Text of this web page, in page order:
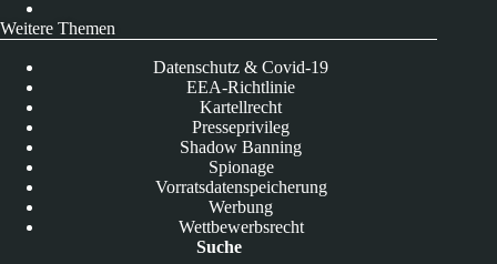
Weitere Themen
Datenschutz & Covid-19
EEA-Richtlinie
Kartellrecht
Presseprivileg
Shadow Banning
Spionage
Vorratsdatenspeicherung
Werbung
Wettbewerbsrecht
Suche